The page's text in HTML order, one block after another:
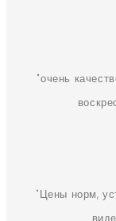
очень
Цены норм,